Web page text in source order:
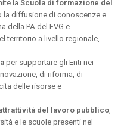
laScuola di formazione del
la diffusione di conoscenze e
della PA del FVG e
territorio a livello regionale,
per supportare gli Enti nei
di riforma, di
delle risorse e
del lavoro pubblico
e le scuole presenti nel